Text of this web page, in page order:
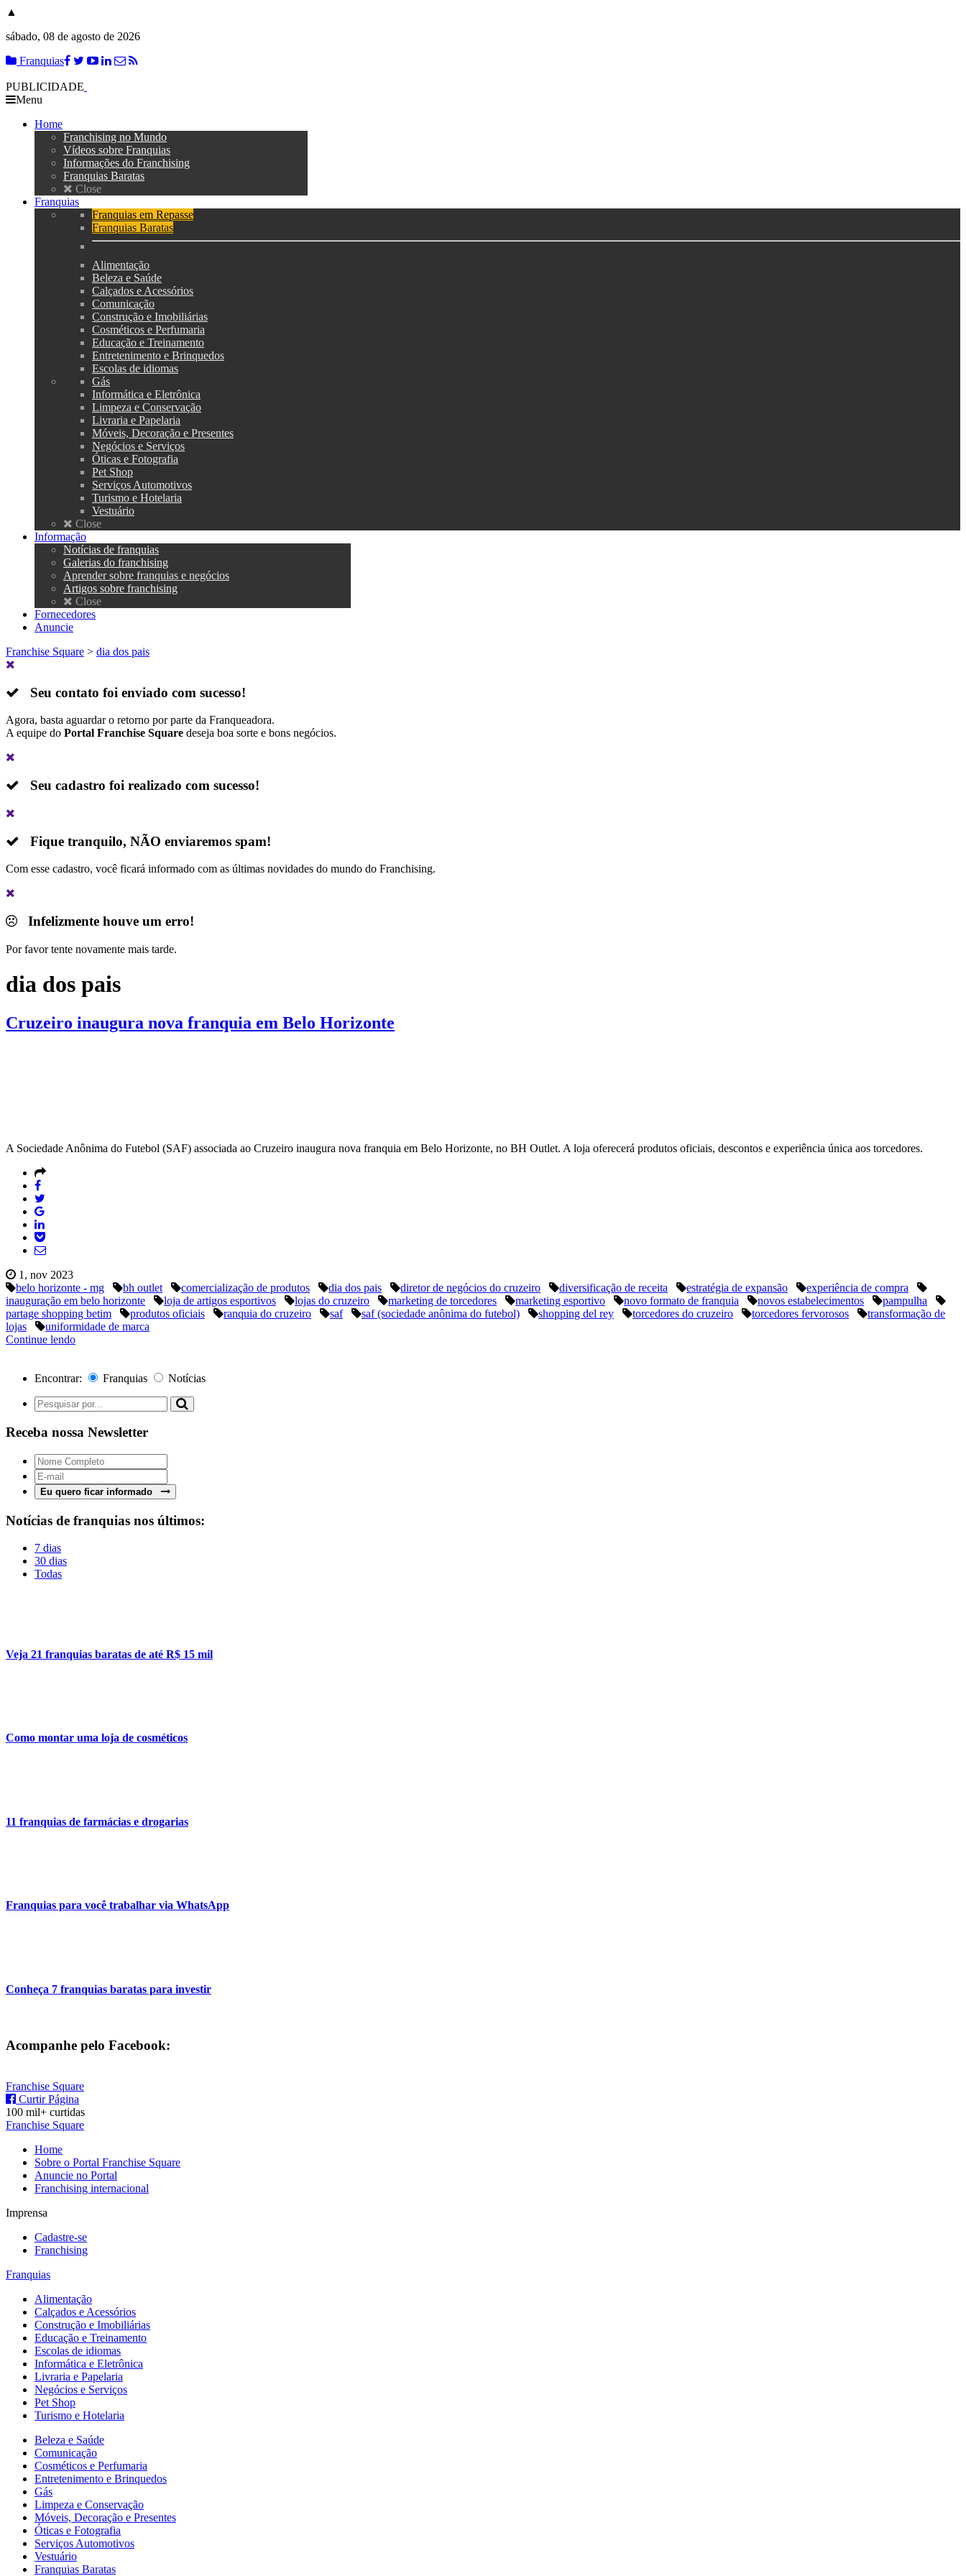
▲
sábado, 08 de agosto de 2026
Franquias
PUBLICIDADE
Menu
Home
Franchising no Mundo
Vídeos sobre Franquias
Informações do Franchising
Franquias Baratas
Close
Franquias
Franquias em Repasse
Franquias Baratas
Alimentação
Beleza e Saúde
Calçados e Acessórios
Comunicação
Construção e Imobiliárias
Cosméticos e Perfumaria
Educação e Treinamento
Entretenimento e Brinquedos
Escolas de idiomas
Gás
Informática e Eletrônica
Limpeza e Conservação
Livraria e Papelaria
Móveis, Decoração e Presentes
Negócios e Serviços
Óticas e Fotografia
Pet Shop
Serviços Automotivos
Turismo e Hotelaria
Vestuário
Close
Informação
Notícias de franquias
Galerias do franchising
Aprender sobre franquias e negócios
Artigos sobre franchising
Close
Fornecedores
Anuncie
Franchise Square > dia dos pais
Seu contato foi enviado com sucesso!
Agora, basta aguardar o retorno por parte da Franqueadora.
A equipe do Portal Franchise Square deseja boa sorte e bons negócios.
Seu cadastro foi realizado com sucesso!
Fique tranquilo, NÃO enviaremos spam!
Com esse cadastro, você ficará informado com as últimas novidades do mundo do Franchising.
Infelizmente houve um erro!
Por favor tente novamente mais tarde.
dia dos pais
Cruzeiro inaugura nova franquia em Belo Horizonte
A Sociedade Anônima do Futebol (SAF) associada ao Cruzeiro inaugura nova franquia em Belo Horizonte, no BH Outlet. A loja oferecerá produtos oficiais, descontos e experiência única aos torcedores.
1, nov 2023
belo horizonte - mg
bh outlet comercialização de produtos dia dos pais diretor de negócios do cruzeiro diversificação de receita estratégia de expansão
experiência de compra
inauguração em belo horizonte
loja de artigos esportivos lojas do cruzeiro marketing de torcedores marketing esportivo novo formato de franquia novos estabelecimentos
pampulha
partage shopping betim
produtos oficiais ranquia do cruzeiro saf saf (sociedade anônima do futebol) shopping del rey torcedores do cruzeiro torcedores fervorosos
transformação de
lojas
uniformidade de marca
Continue lendo
Encontrar: Franquias Notícias
Receba nossa Newsletter
Eu quero ficar informado
Notícias de franquias nos últimos:
7 dias
30 dias
Todas
Veja 21 franquias baratas de até R$ 15 mil
Como montar uma loja de cosméticos
11 franquias de farmácias e drogarias
Franquias para você trabalhar via WhatsApp
Conheça 7 franquias baratas para investir
Acompanhe pelo Facebook:
Franchise Square
Curtir Página
100 mil+ curtidas
Franchise Square
Home
Sobre o Portal Franchise Square
Anuncie no Portal
Franchising internacional
Imprensa
Cadastre-se
Franchising
Franquias
Alimentação
Calçados e Acessórios
Construção e Imobiliárias
Educação e Treinamento
Escolas de idiomas
Informática e Eletrônica
Livraria e Papelaria
Negócios e Serviços
Pet Shop
Turismo e Hotelaria
Beleza e Saúde
Comunicação
Cosméticos e Perfumaria
Entretenimento e Brinquedos
Gás
Limpeza e Conservação
Móveis, Decoração e Presentes
Óticas e Fotografia
Serviços Automotivos
Vestuário
Franquias Baratas